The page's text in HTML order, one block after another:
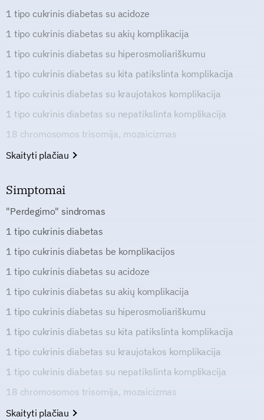
1 tipo cukrinis diabetas su acidoze
1 tipo cukrinis diabetas su akių komplikacija
1 tipo cukrinis diabetas su hiperosmoliariškumu
1 tipo cukrinis diabetas su kita patikslinta komplikacija
1 tipo cukrinis diabetas su kraujotakos komplikacija
1 tipo cukrinis diabetas su nepatikslinta komplikacija
18 chromosomos trisomija, mozaicizmas
Skaityti plačiau
Simptomai
"Perdegimo" sindromas
1 tipo cukrinis diabetas
1 tipo cukrinis diabetas be komplikacijos
1 tipo cukrinis diabetas su acidoze
1 tipo cukrinis diabetas su akių komplikacija
1 tipo cukrinis diabetas su hiperosmoliariškumu
1 tipo cukrinis diabetas su kita patikslinta komplikacija
1 tipo cukrinis diabetas su kraujotakos komplikacija
1 tipo cukrinis diabetas su nepatikslinta komplikacija
18 chromosomos trisomija, mozaicizmas
Skaityti plačiau